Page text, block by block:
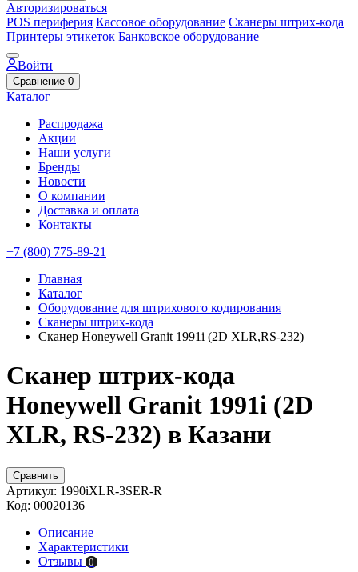
Авторизироваться
POS периферия Кассовое оборудование Сканеры штрих-кода
Принтеры этикеток Банковское оборудование
Войти
Сравнение 0
Каталог
Распродажа
Акции
Наши услуги
Бренды
Новости
О компании
Доставка и оплата
Контакты
+7 (800) 775-89-21
Главная
Каталог
Оборудование для штрихового кодирования
Сканеры штрих-кода
Сканер Honeywell Granit 1991i (2D XLR,RS-232)
Сканер штрих-кода
Honeywell Granit 1991i (2D
XLR, RS-232) в Казани
Сравнить
Артикул: 1990iXLR-3SER-R
Код: 00020136
Описание
Характеристики
Отзывы 0